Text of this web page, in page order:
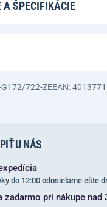
A ŠPECIFIKÁCIE
722-ZEEAN:
U NÁS
do 12:00 odosielame ešte
zadarmo pri nákupe nad